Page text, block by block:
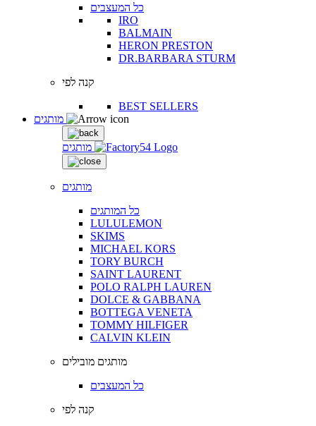
כל המעצבים
IRO
BALMAIN
HERON PRESTON
DR.BARBARA STURM
קנה לפי
BEST SELLERS
מותגים
מותגים
כל המותגים
LULULEMON
SKIMS
MICHAEL KORS
TORY BURCH
SAINT LAURENT
POLO RALPH LAUREN
DOLCE & GABBANA
BOTTEGA VENETA
TOMMY HILFIGER
CALVIN KLEIN
מותגים מובילים
כל המעצבים
קנה לפי